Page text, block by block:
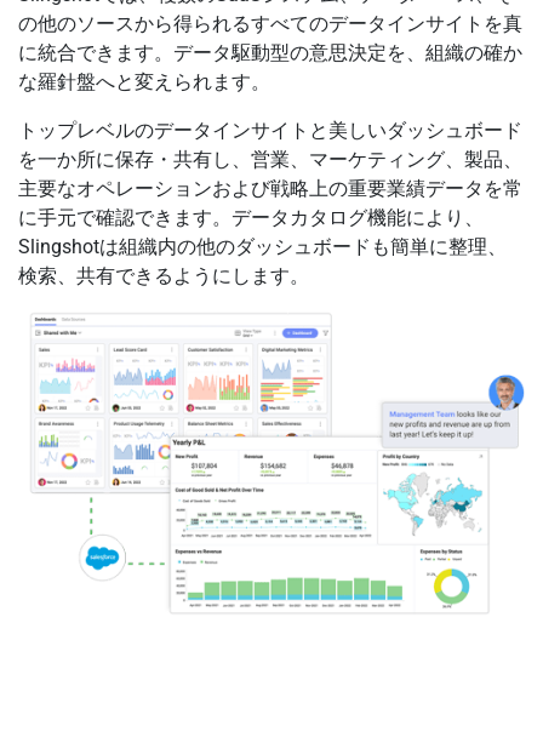
の他のソースから得られるすべてのデータインサイトを真
に統合できます。データ駆動型の意思決定を、組織の確か
な羅針盤へと変えられます。
トップレベルのデータインサイトと美しいダッシュボード
を一か所に保存・共有し、営業、マーケティング、製品、
主要なオペレーションおよび戦略上の重要業績データを常
に手元で確認できます。データカタログ機能により、
Slingshotは組織内の他のダッシュボードも簡単に整理、
検索、共有できるようにします。